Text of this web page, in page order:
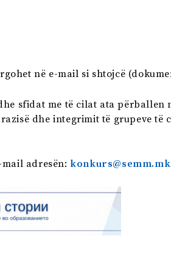
në e-mail si shtojcë
sfidat me të cilat ata përballen
dhe integrimit të grupeve të
mail adresën: konkurs@semm.mk